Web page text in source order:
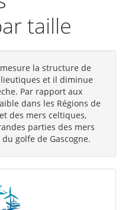
taille
la structure de
et il diminue
Par rapport aux
dans les Régions de
des mers celtiques,
parties des mers
golfe de Gascogne.